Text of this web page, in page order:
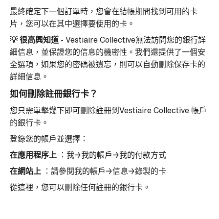
最終確定下一個訂單時，您會在結帳期間找到可用的卡
片，您可以在其中選擇要使用的卡。
💡很高興知道 - Vestiaire Collective無法訪問您的銀行詳
細信息，並保證您的信息的機密性。我們還提供了一個安
全選項，如果您的密碼被遺忘，則可以自動刪除保存卡的
詳細信息。
如何刪除註冊銀行卡？
您只需單擊幾下即可刪除註冊到Vestiaire Collective 帳戶
的銀行卡。
登錄您的帳戶並選擇：
在應用程序上 ：我→我的帳戶→我的付款方式
在網站上 ：請參閱我的帳戶→信息→錄製的卡
從這裡，您可以刪除任何註冊的銀行卡。